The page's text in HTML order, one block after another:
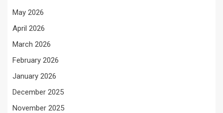
May 2026
April 2026
March 2026
February 2026
January 2026
December 2025
November 2025